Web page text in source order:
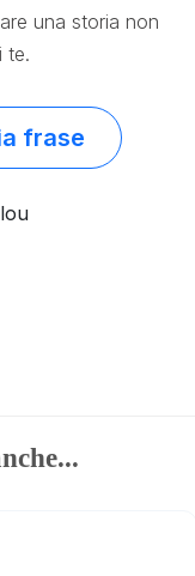
una storia non
te.
frase